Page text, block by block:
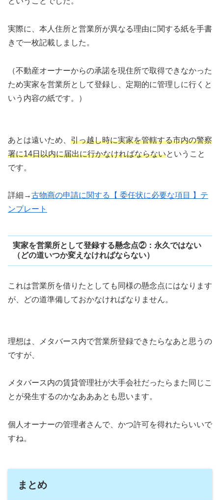
実際に、本人住所と営業所が異なる理由に関する紙を手書
きで一枚記載しました。
（不動産オーナーからの承諾を現住所で取得できなかった
ため実家を営業所として登録し、定期的に管理しに行くと
いう内容の紙です。）
あとは遠いため、 引っ越し時に実家を管轄する市内の警察
署に14日以内に届出に行かなければならないということ
です。
詳細→古物商の申請に関する【 委任状に必要な項目 】テ
ンプレート
実家を営業所として登録する懸念点②：永久ではない
（どの道いつか変えなければならない）
これは営業所を借りたとしても同様の懸念点にはなります
が、どの道準備しておかなければなりません。
理想は、メタバース内で営業所登録できたらなあと思うの
ですが、
メタバース内の賃貸管理社が大手会社だったらまた同じこ
とが発生するのかなあああとも思います。
個人オーナーの管理者さんで、かつ許可を得れたらいいで
すね。
まとめ